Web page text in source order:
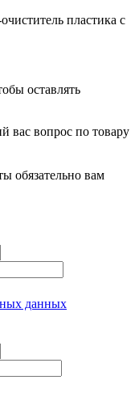
пластика с
оставлять
вас вопрос по товару
обязательно вам
данных